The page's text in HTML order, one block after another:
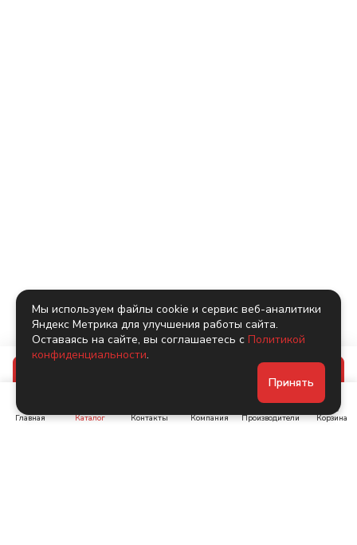
Главная Каталог Контакты Компания Производители Корзина
Мы используем файлы cookie и сервис веб-аналитики
Яндекс Метрика для улучшения работы сайта.
Оставаясь на сайте, вы соглашаетесь с Политикой
конфиденциальности.
Принять